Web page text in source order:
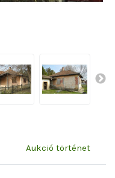
Aukció történet